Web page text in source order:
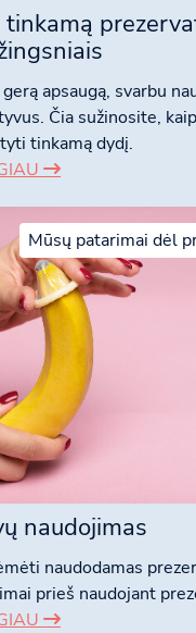
apsaugą, svarbu
Čia sužinosite,
tinkamą dydį.
Mūsų patarimai dėl
naudojimas
naudodamas
prieš naudojant